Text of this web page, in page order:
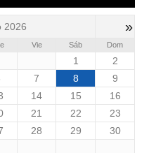
2026 »
Vie Sáb Dom
1
2
7 8
9
14 15
16
21 22
23
28 29
30